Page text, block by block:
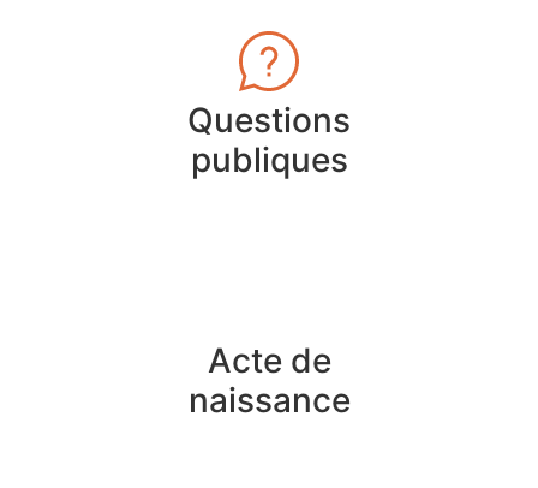
Questions
publiques
Acte de
naissance